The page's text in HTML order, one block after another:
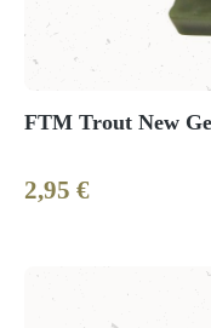
FTM Trout New
Regulärer Preis:
2,95 €